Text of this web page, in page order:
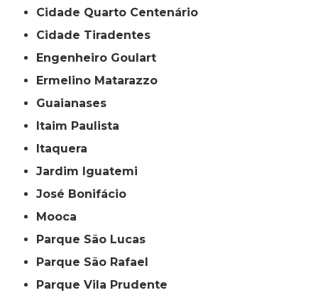
Cidade Quarto Centenário
Cidade Tiradentes
Engenheiro Goulart
Ermelino Matarazzo
Guaianases
Itaim Paulista
Itaquera
Jardim Iguatemi
José Bonifácio
Mooca
Parque São Lucas
Parque São Rafael
Parque Vila Prudente